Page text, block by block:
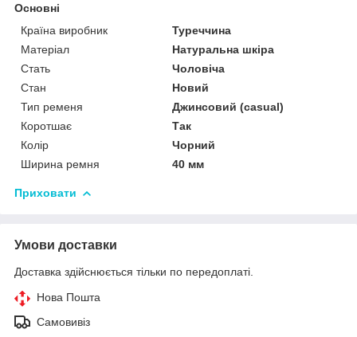
Основні
Країна виробник
Туреччина
Матеріал
Натуральна шкіра
Стать
Чоловіча
Стан
Новий
Тип ременя
Джинсовий (casual)
Коротшає
Так
Колір
Чорний
Ширина ремня
40 мм
Приховати
Умови доставки
Доставка здійснюється тільки по передоплаті.
Нова Пошта
Самовивіз